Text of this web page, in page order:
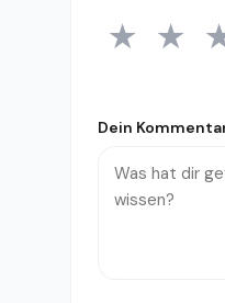
1 Stern
★ 2
★
Dein